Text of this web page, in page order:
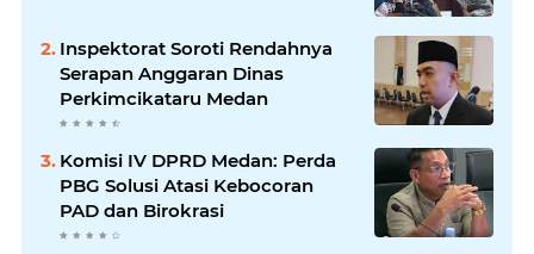
Inspektorat Soroti Rendahnya
Serapan Anggaran Dinas
Perkimcikataru Medan
Komisi IV DPRD Medan: Perda
PBG Solusi Atasi Kebocoran
PAD dan Birokrasi